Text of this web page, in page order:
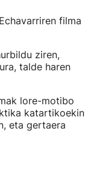
filma
ziren,
talde haren
lore-motibo
katartikoekin
eta gertaera